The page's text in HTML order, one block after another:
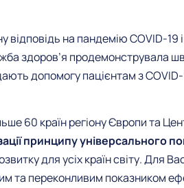
на пандемію СOVID-19
здоров’я продемонструвала
допомогу пацієнтам з
60 країн регіону Європи та
принципу універсального
для усіх країн світу. Для
та переконливим показником